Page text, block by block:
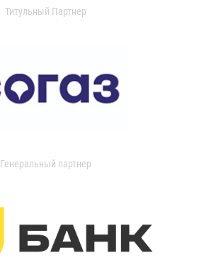
Титульный Партнер
Генеральный партнер